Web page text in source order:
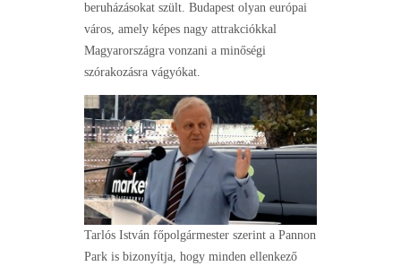
beruházásokat szült. Budapest olyan európai
város, amely képes nagy attrakciókkal
Magyarországra vonzani a minőségi
szórakozásra vágyókat.
Tarlós István főpolgármester szerint a Pannon
Park is bizonyítja, hogy minden ellenkező